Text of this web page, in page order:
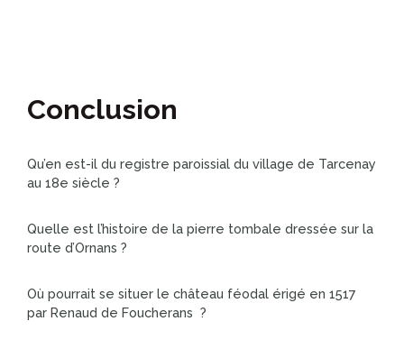
Conclusion
Qu’en est-il du registre paroissial du village de Tarcenay
au 18e siècle ?
Quelle est l’histoire de la pierre tombale dressée sur la
route d’Ornans ?
Où pourrait se situer le château féodal érigé en 1517
par Renaud de Foucherans ?